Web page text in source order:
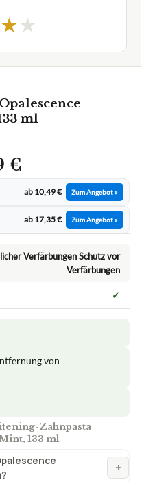
★★
ml
€
ab 10,49 € Zum Angebot »
ab 17,35 € Zum Angebot »
Verfärbungen Schutz vor
Verfärbungen
✓
von
Zahnpasta
133 ml
+